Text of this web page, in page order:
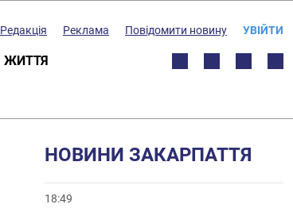
Редакція Реклама Повідомити новину УВІЙТИ
ЖИТТЯ
НОВИНИ ЗАКАРПАТТЯ
18:49